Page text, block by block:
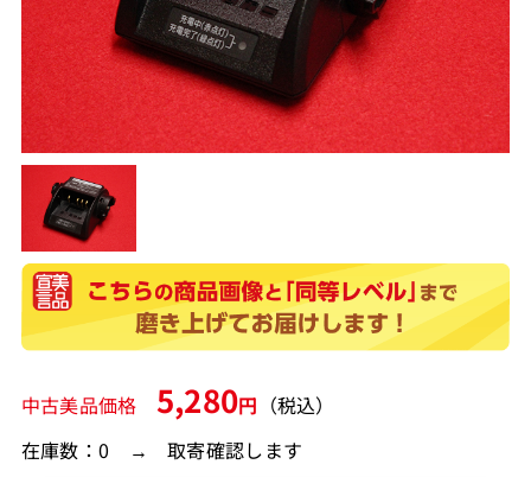
中古美品価格 5,280円 （税込）
在庫数：0 → 取寄確認します